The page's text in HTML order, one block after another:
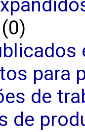
(0)
para
de
de